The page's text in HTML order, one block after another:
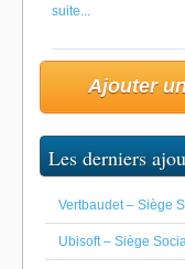
suite...
Ajouter
Les derniers
Vertbaudet – Siège
Ubisoft – Siège